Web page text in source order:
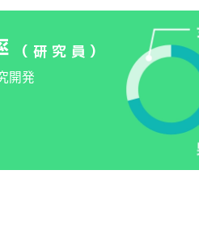
（研究員）
開発